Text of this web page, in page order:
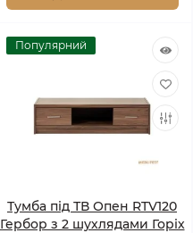
Популярний
Тумба під ТВ Опен RTV120
Гербор з 2 шухлядами Горіх